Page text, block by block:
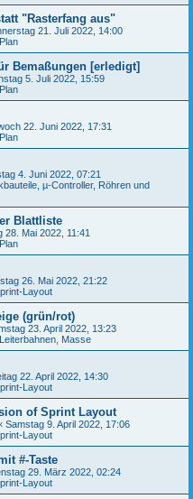
"Rasterfang aus"
21. Juli 2022, 14:00
Bemaßungen [erledigt]
5. Juli 2022, 15:59
22. Juni 2022, 17:31
4. Juni 2022, 07:21
µ-Controller, Röhren und
Blattliste
28. Mai 2022, 11:41
26. Mai 2022, 21:22
Layout
(grün/rot)
23. April 2022, 13:23
Masse
22. April 2022, 14:30
Layout
of Sprint Layout
Samstag 9. April 2022, 17:06
Layout
#-Taste
29. März 2022, 02:24
Layout